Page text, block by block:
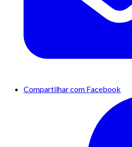
Compartilhar com Facebook